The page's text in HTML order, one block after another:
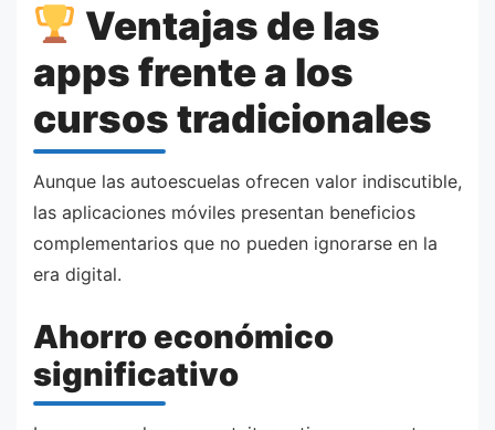
Ventajas de las
apps frente a los
cursos tradicionales
Aunque las autoescuelas ofrecen valor indiscutible,
las aplicaciones móviles presentan beneficios
complementarios que no pueden ignorarse en la
era digital.
Ahorro económico
significativo